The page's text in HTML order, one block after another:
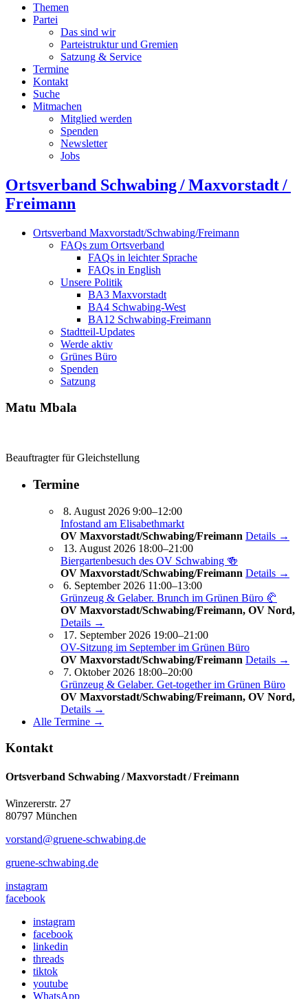
Themen
Partei
Das sind wir
Parteistruktur und Gremien
Satzung & Service
Termine
Kontakt
Suche
Mitmachen
Mitglied werden
Spenden
Newsletter
Jobs
Ortsverband Schwabing / Maxvorstadt ⁠/
Freimann
Ortsverband Maxvorstadt/Schwabing/Freimann
FAQs zum Ortsverband
FAQs in leichter Sprache
FAQs in English
Unsere Politik
BA3 Maxvorstadt
BA4 Schwabing-West
BA12 Schwabing-Freimann
Stadtteil-Updates
Werde aktiv
Grünes Büro
Spenden
Satzung
Matu Mbala
Beauftragter für Gleichstellung
Termine
8. August 2026 9:00–12:00
Infostand am Elisabethmarkt
OV Maxvorstadt/Schwabing/Freimann Details →
13. August 2026 18:00–21:00
Biergartenbesuch des OV Schwabing 🍻
OV Maxvorstadt/Schwabing/Freimann Details →
6. September 2026 11:00–13:00
Grünzeug & Gelaber. Brunch im Grünen Büro 🥐
OV Maxvorstadt/Schwabing/Freimann, OV Nord,
Details →
17. September 2026 19:00–21:00
OV-Sitzung im September im Grünen Büro
OV Maxvorstadt/Schwabing/Freimann Details →
7. Oktober 2026 18:00–20:00
Grünzeug & Gelaber. Get-to­ge­ther im Grünen Büro
OV Maxvorstadt/Schwabing/Freimann, OV Nord,
Details →
Alle Termine →
Kontakt
Ortsverband Schwabing / Maxvorstadt ⁠/ Freimann
Winzererstr. 27
80797 München
vorstand@gruene-schwabing.de
gruene-schwabing.de
instagram
facebook
instagram
facebook
linkedin
threads
tiktok
youtube
WhatsApp